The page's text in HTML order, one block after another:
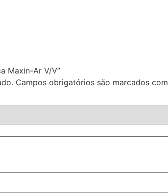
Maxin-Ar V/V”
Campos obrigatórios são marcados com